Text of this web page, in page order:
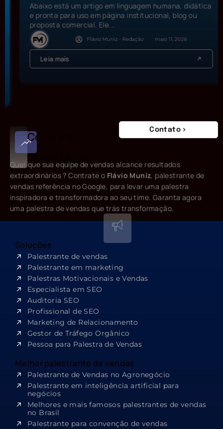
Abaixo está um artigo em linguagem humana, didática
e pronta para uso em página institucional, blog ou
proposta comercial. Ele...
Flávio Muniz - Redação maio 11, 2026
Leia mais
Contrate
Flávio Muniz
Contato
Quer que sua equipe de vendas alcance resultados
extraordinários ? Contrate o Flávio Muniz, palestrante de
vendas referência no Google, para levar uma palestra
inspiradora e transformadora ao seu time. Garanta agora
uma palestra de vendas que trás transformação.
Soluções
Palestrante de vendas
Palestrante em marketing
Palestras Motivacionais e Vendas
Especialista em SEO​
Auditoria SEO
Profissional de SEO
Marketing de Relacionamento
Gestor de Tráfego Orgânico
Pessoa para Palestra de Vendas
Melhor palestrante de vendas
Palestrante de Vendas no Agronegócio
Palestrante em inteligência artificial para
negócios
Melhores e mais famosos palestrantes de vendas
no Brasil
Palestrante para convenção de vendas